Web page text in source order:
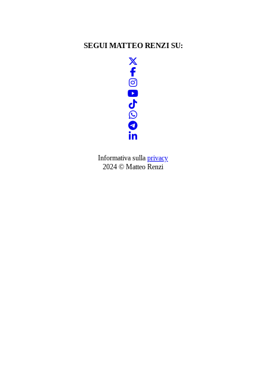
SEGUI MATTEO RENZI SU:
Informativa sulla privacy
2024 © Matteo Renzi